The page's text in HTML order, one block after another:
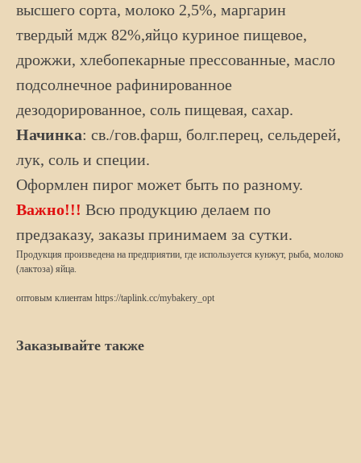
высшего сорта, молоко 2,5%, маргарин
твердый мдж 82%,яйцо куриное пищевое,
дрожжи, хлебопекарные прессованные, масло
подсолнечное рафинированное
дезодорированное, соль пищевая, сахар.
Начинка: св./гов.фарш, болг.перец, сельдерей,
лук, соль и специи.
Оформлен пирог может быть по разному.
Важно!!! Всю продукцию делаем по
предзаказу, заказы принимаем за сутки.
Продукция произведена на предприятии, где используется кунжут, рыба, молоко
(лактоза) яйца.
оптовым клиентам https://taplink.cc/mybakery_opt
Заказывайте также